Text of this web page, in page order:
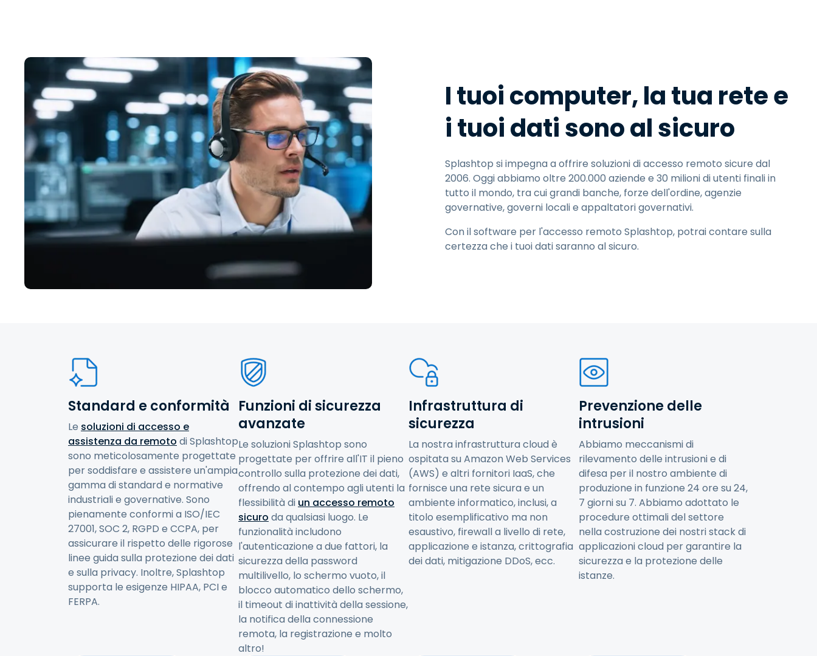
Wacom
Accesso remoto al
laboratorio
Sicurezza degli endpoint
Esplora tutte le esigenze
I tuoi computer, la tua rete e
i tuoi dati sono al sicuro
Splashtop si impegna a offrire soluzioni di accesso remoto sicure dal
2006. Oggi abbiamo oltre 200.000 aziende e 30 milioni di utenti finali in
tutto il mondo, tra cui grandi banche, forze dell'ordine, agenzie
governative, governi locali e appaltatori governativi.
Con il software per l'accesso remoto Splashtop, potrai contare sulla
certezza che i tuoi dati saranno al sicuro.
Standard e conformità
Le soluzioni di accesso e
assistenza da remoto di Splashtop
sono meticolosamente progettate
per soddisfare e assistere un'ampia
gamma di standard e normative
industriali e governative. Sono
pienamente conformi a ISO/IEC
27001, SOC 2, RGPD e CCPA, per
assicurare il rispetto delle rigorose
linee guida sulla protezione dei dati
e sulla privacy. Inoltre, Splashtop
supporta le esigenze HIPAA, PCI e
FERPA.
Funzioni di sicurezza
avanzate
Le soluzioni Splashtop sono
progettate per offrire all'IT il pieno
controllo sulla protezione dei dati,
offrendo al contempo agli utenti la
flessibilità di un accesso remoto
sicuro da qualsiasi luogo. Le
funzionalità includono
l'autenticazione a due fattori, la
sicurezza della password
multilivello, lo schermo vuoto, il
blocco automatico dello schermo,
il timeout di inattività della sessione,
la notifica della connessione
remota, la registrazione e molto
altro!
Infrastruttura di
sicurezza
La nostra infrastruttura cloud è
ospitata su Amazon Web Services
(AWS) e altri fornitori IaaS, che
fornisce una rete sicura e un
ambiente informatico, inclusi, a
titolo esemplificativo ma non
esaustivo, firewall a livello di rete,
applicazione e istanza, crittografia
dei dati, mitigazione DDoS, ecc.
Prevenzione delle
intrusioni
Abbiamo meccanismi di
rilevamento delle intrusioni e di
difesa per il nostro ambiente di
produzione in funzione 24 ore su 24,
7 giorni su 7. Abbiamo adottato le
procedure ottimali del settore
nella costruzione dei nostri stack di
applicazioni cloud per garantire la
sicurezza e la protezione delle
istanze.